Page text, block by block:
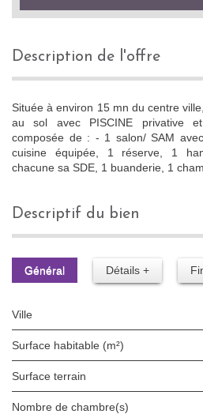
description de l'offre
Située à environ 15 mn du centre
au sol avec PISCINE privative
composée de : - 1 salon/ SAM
cuisine équipée, 1 réserve, 1
chacune sa SDE, 1 buanderie, 1
descriptif du bien
Général Détails +
Ville
Surface habitable (m²)
surface terrain
Nombre de chambre(s)